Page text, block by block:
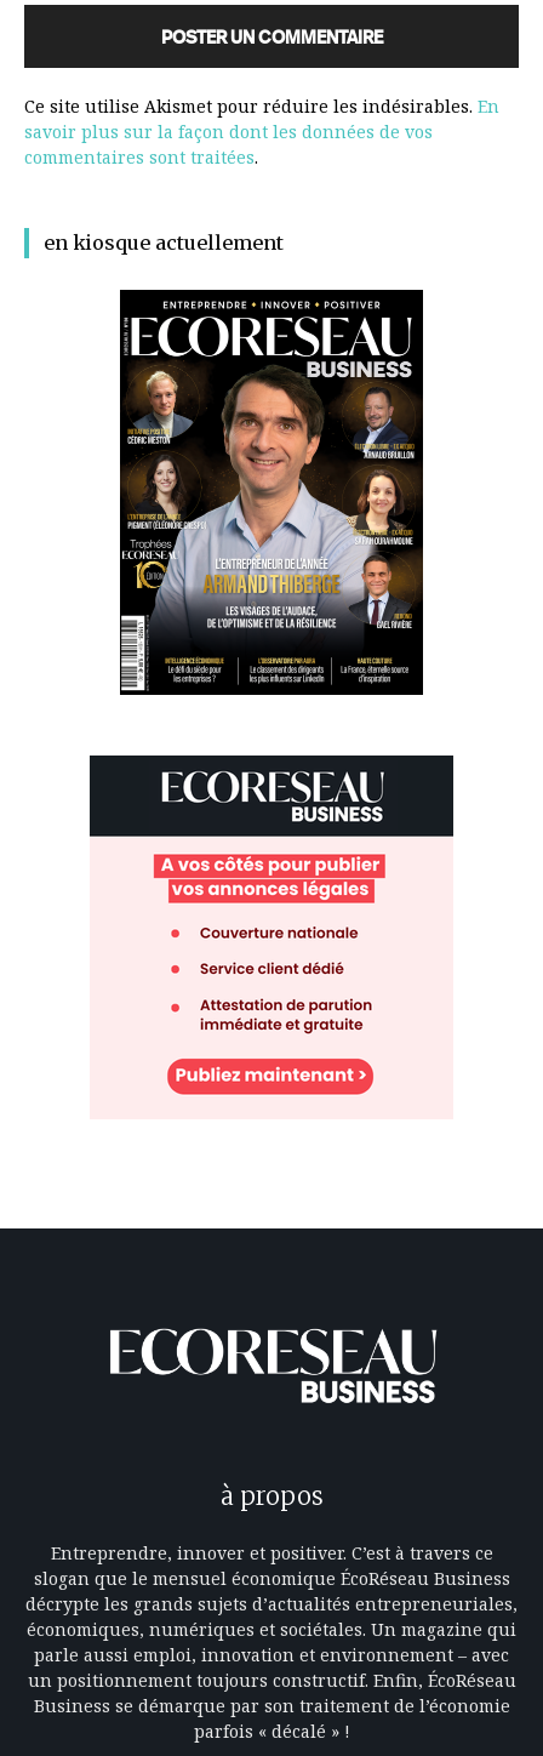
Ce site utilise Akismet pour réduire les indésirables. En
savoir plus sur la façon dont les données de vos
commentaires sont traitées.
en kiosque actuellement
à propos
Entreprendre, innover et positiver. C’est à travers ce
slogan que le mensuel économique ÉcoRéseau Business
décrypte les grands sujets d’actualités entrepreneuriales,
économiques, numériques et sociétales. Un magazine qui
parle aussi emploi, innovation et environnement – avec
un positionnement toujours constructif. Enfin, ÉcoRéseau
Business se démarque par son traitement de l’économie
parfois « décalé » !